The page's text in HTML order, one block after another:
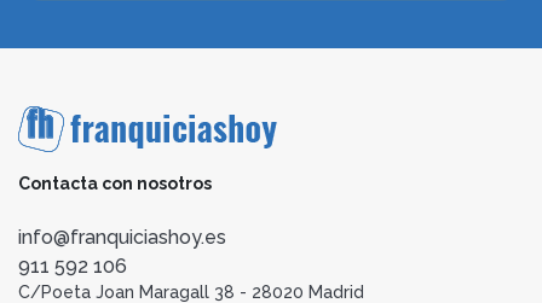
Contacta con nosotros
info@franquiciashoy.es
911 592 106
C/Poeta Joan Maragall 38 - 28020 Madrid